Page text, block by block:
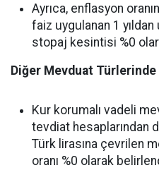
Ayrıca, enflasyon
faiz uygulanan 1
stopaj kesintisi %0
Diğer Mevduat
Kur korumalı vadeli
tevdiat hesaplarından
Türk lirasına çevrilen
oranı %0 olarak